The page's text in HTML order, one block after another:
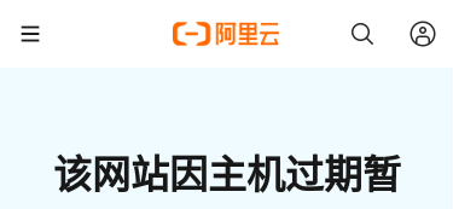
该网站因主机过期暂